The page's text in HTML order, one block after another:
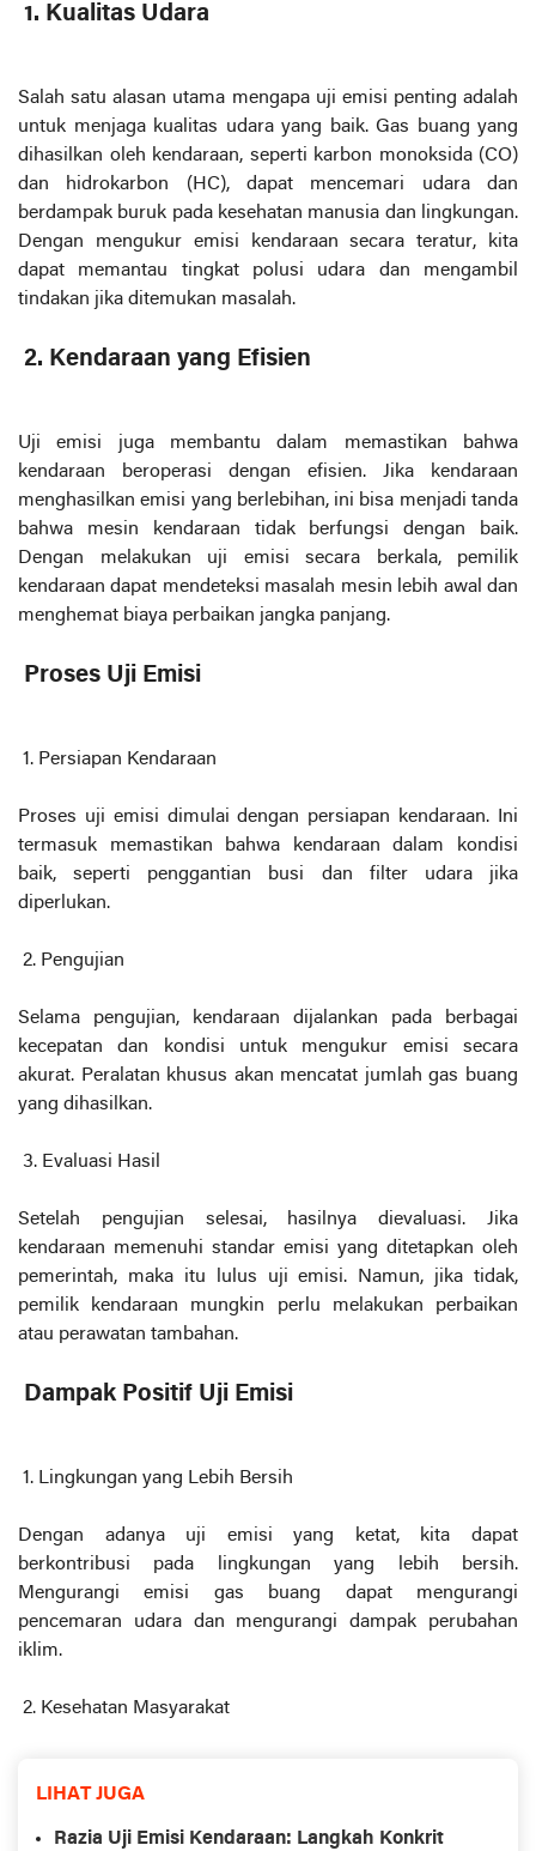
1. Kualitas Udara
Salah satu alasan utama mengapa uji emisi penting adalah
untuk menjaga kualitas udara yang baik. Gas buang yang
dihasilkan oleh kendaraan, seperti karbon monoksida (CO)
dan hidrokarbon (HC), dapat mencemari udara dan
berdampak buruk pada kesehatan manusia dan lingkungan.
Dengan mengukur emisi kendaraan secara teratur, kita
dapat memantau tingkat polusi udara dan mengambil
tindakan jika ditemukan masalah.
2. Kendaraan yang Efisien
Uji emisi juga membantu dalam memastikan bahwa
kendaraan beroperasi dengan efisien. Jika kendaraan
menghasilkan emisi yang berlebihan, ini bisa menjadi tanda
bahwa mesin kendaraan tidak berfungsi dengan baik.
Dengan melakukan uji emisi secara berkala, pemilik
kendaraan dapat mendeteksi masalah mesin lebih awal dan
menghemat biaya perbaikan jangka panjang.
Proses Uji Emisi
1. Persiapan Kendaraan
Proses uji emisi dimulai dengan persiapan kendaraan. Ini
termasuk memastikan bahwa kendaraan dalam kondisi
baik, seperti penggantian busi dan filter udara jika
diperlukan.
2. Pengujian
Selama pengujian, kendaraan dijalankan pada berbagai
kecepatan dan kondisi untuk mengukur emisi secara
akurat. Peralatan khusus akan mencatat jumlah gas buang
yang dihasilkan.
3. Evaluasi Hasil
Setelah pengujian selesai, hasilnya dievaluasi. Jika
kendaraan memenuhi standar emisi yang ditetapkan oleh
pemerintah, maka itu lulus uji emisi. Namun, jika tidak,
pemilik kendaraan mungkin perlu melakukan perbaikan
atau perawatan tambahan.
Dampak Positif Uji Emisi
1. Lingkungan yang Lebih Bersih
Dengan adanya uji emisi yang ketat, kita dapat
berkontribusi pada lingkungan yang lebih bersih.
Mengurangi emisi gas buang dapat mengurangi
pencemaran udara dan mengurangi dampak perubahan
iklim.
2. Kesehatan Masyarakat
LIHAT JUGA
Razia Uji Emisi Kendaraan: Langkah Konkrit